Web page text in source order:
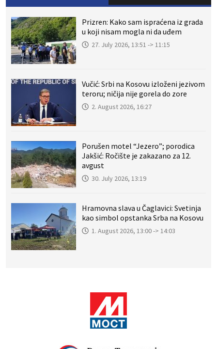
Prizren: Kako sam ispraćena iz grada
u koji nisam mogla ni da uđem
27. July 2026, 13:51 -> 11:15
Vučić: Srbi na Kosovu izloženi jezivom
teroru; ničija nije gorela do zore
2. August 2026, 16:27
Porušen motel “Jezero”; porodica
Jakšić: Ročište je zakazano za 12.
avgust
30. July 2026, 13:19
Hramovna slava u Čaglavici: Svetinja
kao simbol opstanka Srba na Kosovu
1. August 2026, 13:00 -> 14:03